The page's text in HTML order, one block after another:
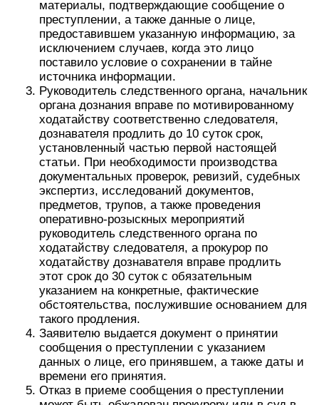
материалы, подтверждающие сообщение о
преступлении, а также данные о лице,
предоставившем указанную информацию, за
исключением случаев, когда это лицо
поставило условие о сохранении в тайне
источника информации.
Руководитель следственного органа, начальник
органа дознания вправе по мотивированному
ходатайству соответственно следователя,
дознавателя продлить до 10 суток срок,
установленный частью первой настоящей
статьи. При необходимости производства
документальных проверок, ревизий, судебных
экспертиз, исследований документов,
предметов, трупов, а также проведения
оперативно-розыскных мероприятий
руководитель следственного органа по
ходатайству следователя, а прокурор по
ходатайству дознавателя вправе продлить
этот срок до 30 суток с обязательным
указанием на конкретные, фактические
обстоятельства, послужившие основанием для
такого продления.
Заявителю выдается документ о принятии
сообщения о преступлении с указанием
данных о лице, его принявшем, а также даты и
времени его принятия.
Отказ в приеме сообщения о преступлении